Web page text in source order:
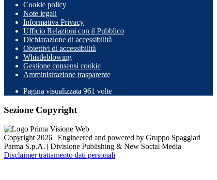
Cookie policy
Note legali
Informativa Privacy
Ufficio Relazioni con il Pubblico
Dichiarazione di accessibilità
Obiettivi di accessibilità
Whistleblowing
Gestione consensi cookie
Amministrazione trasparente
Pagina visualizzata 961 volte
Sezione Copyright
Copyright 2026 | Engineered and powered by Gruppo Spaggiari
Parma S.p.A. | Divisione Publishing & New Social Media
Disclaimer trattamento dati personali